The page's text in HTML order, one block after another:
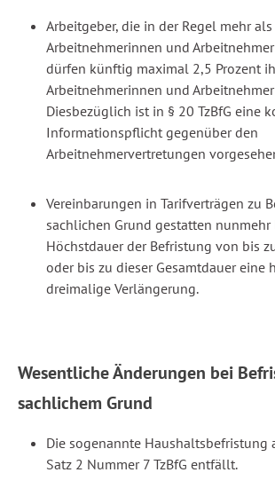
Arbeitgeber, die in der Regel mehr
Arbeitnehmerinnen und
dürfen künftig maximal 2,5 Prozent
Arbeitnehmerinnen und
Diesbezüglich ist in § 20 TzBfG eine
Informationspflicht gegenüber den
Arbeitnehmervertretungen
Vereinbarungen in Tarifverträgen zu
sachlichen Grund gestatten
Höchstdauer der Befristung von bis
oder bis zu dieser Gesamtdauer eine
dreimalige Verlängerung.
Wesentliche Änderungen bei
sachlichem Grund
Die sogenannte Haushaltsbefristung
Satz 2 Nummer 7 TzBfG entfällt.